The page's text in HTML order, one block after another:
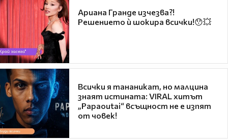
Ариана Гранде изчезва?!
Решението ѝ шокира всички!😯💥
Всички я тананикат, но малцина
знаят истината: VIRAL хитът
„Papaoutai“ всъщност не е изпят
от човек!